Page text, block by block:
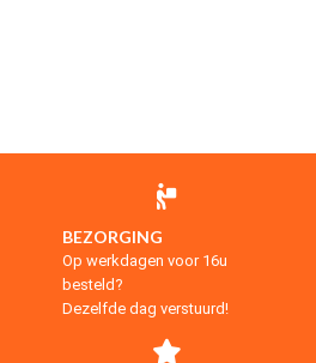
BEZORGING
Op werkdagen voor 16u
besteld?
Dezelfde dag verstuurd!